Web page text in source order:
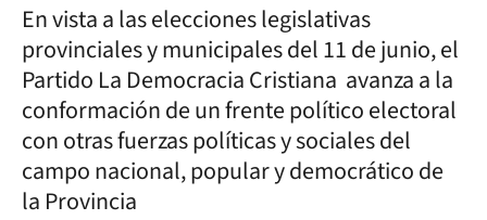
En vista a las elecciones legislativas
provinciales y municipales del 11 de junio, el
Partido La Democracia Cristiana avanza a la
conformación de un frente político electoral
con otras fuerzas políticas y sociales del
campo nacional, popular y democrático de
la Provincia